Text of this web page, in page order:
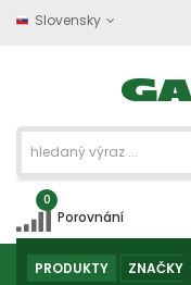
Slovensky
0
Porovnání
PRODUKTY ZNAČKY